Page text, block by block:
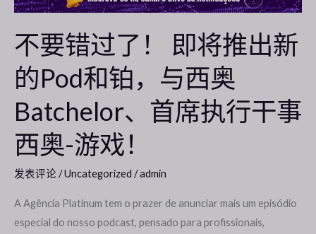
不要错过了！ 即将推出新
的Pod和铂，与西奥
Batchelor、首席执行干事
西奥-游戏！
发表评论 /Uncategorized /admin
A Agência Platinum tem o prazer de anunciar mais um episódio
especial do nosso podcast, pensado para profissionais,
出
新
的
Pod
和
铂，
西
首
席